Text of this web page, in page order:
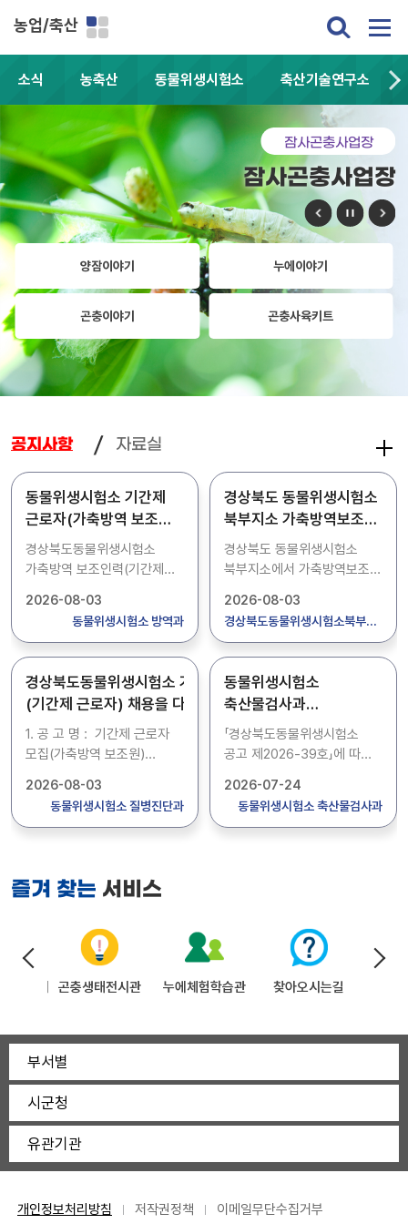
농업/축산
소식 농축산 동물위생시험소 축산기술연구소
잠사곤충사업장
잠사곤충사업장
양잠이야기 누에이야기
곤충이야기 곤충사육키트
공지사항
동물위생시험소 기간제
근로자(가축방역 보조원)
채용 공고
경상북도동물위생시험소
가축방역 보조인력(기간제
공고합니다. 1. 공 고 명 :
기간제 근로자 채용(가축방역
8. 3.(월) ~ 2026. 8. 12.(수)
4. 접수기간 : 2026. 8. 4.
(화) ~ 2026. 8. 12.(수) /
09:00~18:00까지 * 자세한
바라며 궁금하신 사항은
동물위생시험소 방역과(053-
310-5531)로 문의하여
2026-08-03
동물위생시험소 방역과
경상북도 동물위생시험소
북부지소 가축방역보조원
(기간제 근로자) 채용
알림
경상북도 동물위생시험소
북부지소에서 가축방역보조원
같이 채용하고자 합니다. 1.
채용인원: 2명 2. 접수기간:
2026.9.1.~ 2027. 4.30.
(2명) 4. 업무내용 :
가축전염병 관련 실험실 업무
보조 및 전화응대 자세한
참고하시기 바라며, 문의
사항은 동물위생시험소
북부지소 방역팀(054-850-
2026-08-03
경상북도동물위생시험소북부지소
경상북도동물위생시험소 가축방역 보조인력
(기간제 근로자) 채용을 다음과 같이 공고합니다.
1. 공 고 명 : 기간제 근로자
모집(가축방역 보조원)
과)
3. 공고기간 : 2026. 08. 0
5. 접수방법 : 방문
* 자세한 사항은 공고문을 참
항은 동물위생시험소 질병진
로 문의하여 주시기 바랍니다.
2026-08-03
동물위생시험소 질병진단과
동물위생시험소
축산물검사과
기간제근로자(축산물검사
보조원) 최종합격자 알림
「경상북도동물위생시험소
공고 제2026-39호」에 따른
(축산물검사 보조원)
최종합격자를 다음과 같이
포기 시 별도 연락) 2.
등록일시 : 2026. 8. 3.(월)
동물위생시험소 축산물검사과
2층) 4. 지참서류 :
2026-07-24
동물위생시험소 축산물검사과
자료실
즐겨 찾는 서비스
곤충생태전시관 누에체험학습관 찾아오시는길
부서별
시군청
유관기관
개인정보처리방침 저작권정책
이메일무단수집거부